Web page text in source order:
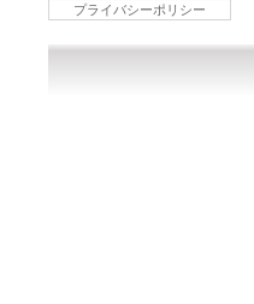
プライバシーポリシー